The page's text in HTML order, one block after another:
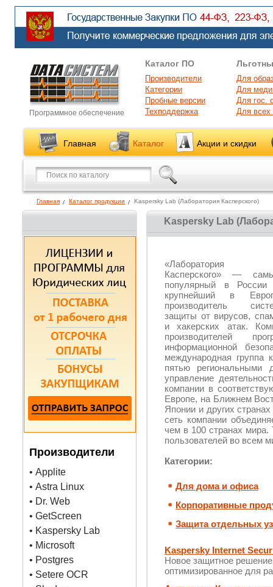
Программное обеспечение
Каталог ПО
Производители
Категории
Пробные версии
Техподдержка
Для
Для
Для гос.
Для
Главная Каталог Акции и скидки
Главная Каталог продукции Kaspersky Lab (Лаборатория Касперского)
Производители
• Applite
• Astra Linux
• Dr. Web
• GetScreen
• Kaspersky Lab
• Microsoft
• Postgres
• Setere OCR
Kaspersky Lab
«Лаборатория
Касперского» —
популярный в
крупнейший в
производитель
защиты от вирусов,
и хакерских атак.
производителей
информационной
международная
пятью региональными
управление
компании в
Европе, на Ближнем
Японии и других
сеть компании
чем в 100 странах
пользователей во всем
Категории:
Для дома и офиса
Корпоративные
Защита отдельных
Kaspersky Internet
Новое защитное
оптимизированное для